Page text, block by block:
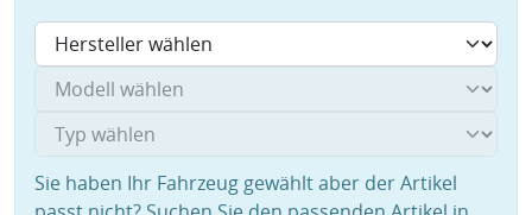
Sie haben Ihr Fahrzeug gewählt aber der Artikel